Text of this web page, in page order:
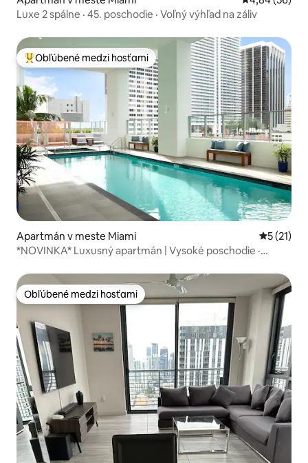
Luxe 2 spálne · 45. poschodie · Voľný výhľad na záliv
Najobľúbenejšie medzi hosťami
Obľúbené medzi hosťami
Apartmán v meste Miami
5 (21)
*NOVINKA* Luxusný apartmán | Vysoké poschodie ·
Obľúbené medzi hosťami
Obľúbené medzi hosťami